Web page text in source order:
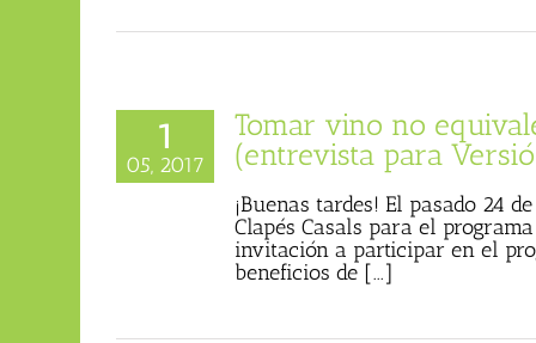
1
05, 2017
Tomar vino no
(entrevista para Versió
¡Buenas tardes! El pasado 24
Clapés Casals para el
invitación a participar en el
beneficios de [...]